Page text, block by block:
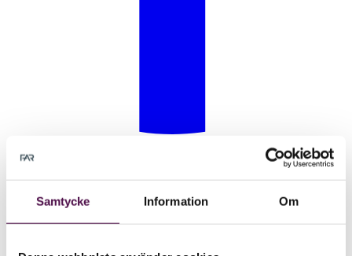
Samtycke Information Om